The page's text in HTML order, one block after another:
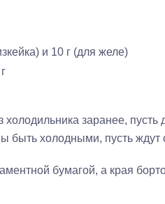
и 10 г (для желе)
заранее,
быть холодными, пусть ждут
бумагой, а края